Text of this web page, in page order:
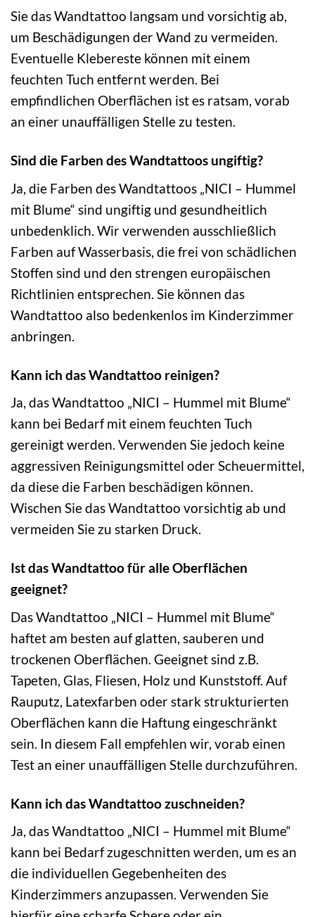
Sie das Wandtattoo langsam und vorsichtig ab,
um Beschädigungen der Wand zu vermeiden.
Eventuelle Klebereste können mit einem
feuchten Tuch entfernt werden. Bei
empfindlichen Oberflächen ist es ratsam, vorab
an einer unauffälligen Stelle zu testen.
Sind die Farben des Wandtattoos ungiftig?
Ja, die Farben des Wandtattoos „NICI – Hummel
mit Blume“ sind ungiftig und gesundheitlich
unbedenklich. Wir verwenden ausschließlich
Farben auf Wasserbasis, die frei von schädlichen
Stoffen sind und den strengen europäischen
Richtlinien entsprechen. Sie können das
Wandtattoo also bedenkenlos im Kinderzimmer
anbringen.
Kann ich das Wandtattoo reinigen?
Ja, das Wandtattoo „NICI – Hummel mit Blume“
kann bei Bedarf mit einem feuchten Tuch
gereinigt werden. Verwenden Sie jedoch keine
aggressiven Reinigungsmittel oder Scheuermittel,
da diese die Farben beschädigen können.
Wischen Sie das Wandtattoo vorsichtig ab und
vermeiden Sie zu starken Druck.
Ist das Wandtattoo für alle Oberflächen
geeignet?
Das Wandtattoo „NICI – Hummel mit Blume“
haftet am besten auf glatten, sauberen und
trockenen Oberflächen. Geeignet sind z.B.
Tapeten, Glas, Fliesen, Holz und Kunststoff. Auf
Rauputz, Latexfarben oder stark strukturierten
Oberflächen kann die Haftung eingeschränkt
sein. In diesem Fall empfehlen wir, vorab einen
Test an einer unauffälligen Stelle durchzuführen.
Kann ich das Wandtattoo zuschneiden?
Ja, das Wandtattoo „NICI – Hummel mit Blume“
kann bei Bedarf zugeschnitten werden, um es an
die individuellen Gegebenheiten des
Kinderzimmers anzupassen. Verwenden Sie